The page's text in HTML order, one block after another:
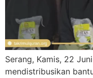
Serang, Kamis, 22
mendistribusikan